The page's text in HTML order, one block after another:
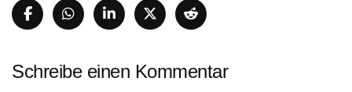
Schreibe einen Kommentar